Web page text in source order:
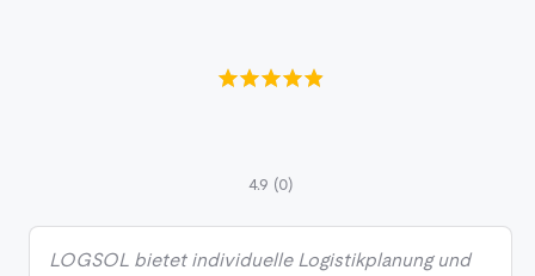
4.9 (0)
LOGSOL bietet individuelle Logistikplanung und